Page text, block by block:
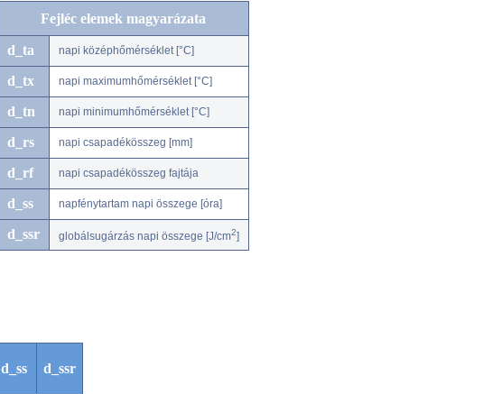
Fejléc elemek magyarázata
d_ta napi középhőmérséklet [°C]
d_tx napi maximumhőmérséklet [°C]
d_tn napi minimumhőmérséklet [°C]
d_rs napi csapadékösszeg [mm]
d_rf napi csapadékösszeg fajtája
d_ss napfénytartam napi összege [óra]
d_ssr globálsugárzás napi összege [J/cm2]
d_ss d_ssr